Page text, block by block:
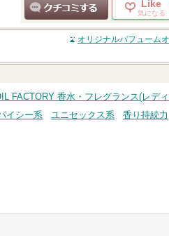
クチコミする
Like
気になる
オリジナルパフューム
FACTORY 香水・フレグランス(レデ
イシー系 ユニセックス系 香り持続力